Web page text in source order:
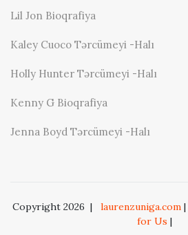
Lil Jon Bioqrafiya
Kaley Cuoco Tərcümeyi -halı
Holly Hunter Tərcümeyi -halı
Kenny G Bioqrafiya
Jenna Boyd Tərcümeyi -halı
Copyright 2026 | laurenzuniga.com |
for Us |